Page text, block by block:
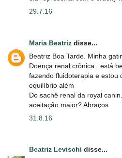
29.7.16
Maria Beatriz disse...
Beatriz Boa Tarde. Minha
Doença renal crônica ..está
fazendo fluidoterapia e estou
equilíbrio além
Do sachê renal da royal
aceitação maior? Abraços
31.8.16
Beatriz Levischi disse...